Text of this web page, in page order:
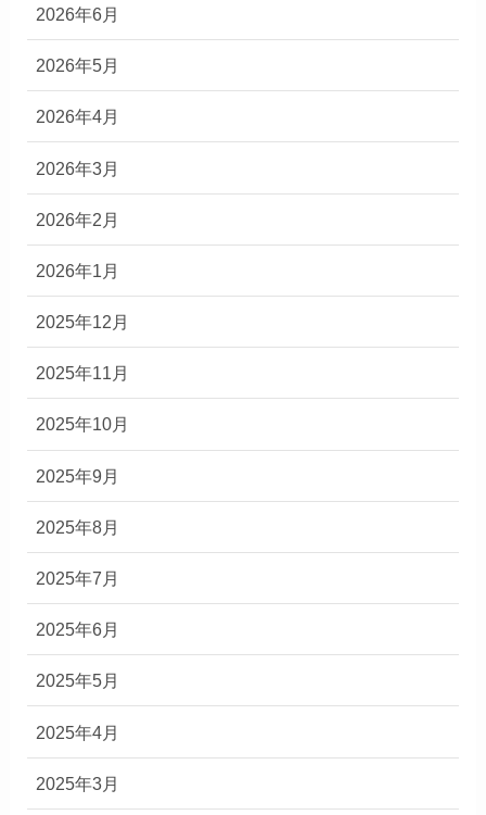
2026年6月
2026年5月
2026年4月
2026年3月
2026年2月
2026年1月
2025年12月
2025年11月
2025年10月
2025年9月
2025年8月
2025年7月
2025年6月
2025年5月
2025年4月
2025年3月